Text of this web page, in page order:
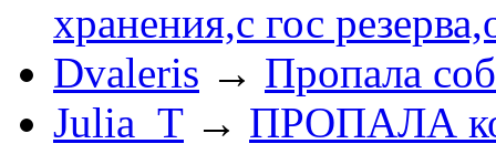
хранения,с гос
Dvaleris → Пропала
Julia_T → ПРОПАЛА